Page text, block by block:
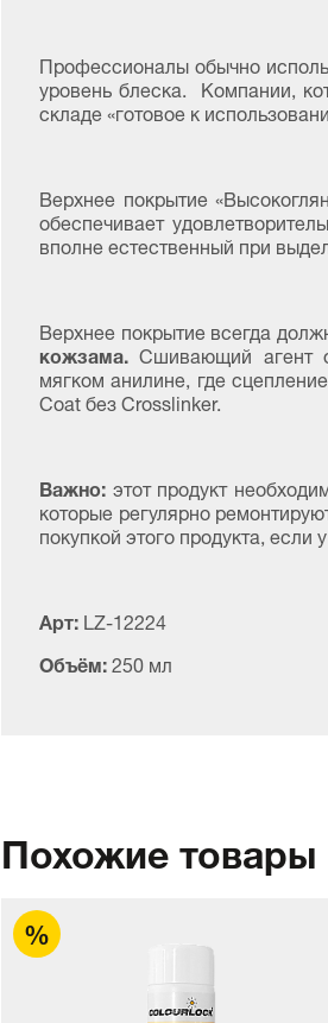
Профессионалы обычно
уровень блеска. Компании,
складе «готовое к
Верхнее покрытие
обеспечивает
вполне естественный при
Верхнее покрытие всегда
кожзама. Сшивающий агент
мягком анилине, где
Coat без Crosslinker.
Важно: этот продукт
которые регулярно
покупкой этого продукта,
Арт:LZ-12224
Объём:250 мл
Похожие товары